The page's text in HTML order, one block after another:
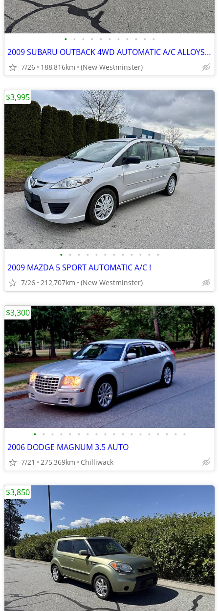
• • • • • • • • • • •
2009 SUBARU OUTBACK 4WD AUTOMATIC A/C ALLOYS WITH ONLY 188,000 KMS !
7/26 188,816km (New Westminster)
• • • • • • • • • • • •
2009 MAZDA 5 SPORT AUTOMATIC A/C !
7/26 212,707km (New Westminster)
$3,995
• • • • • • • • • • • • • • • • • •
2006 DODGE MAGNUM 3.5 AUTO
7/21 275,369km Chilliwack
$3,300
$3,850